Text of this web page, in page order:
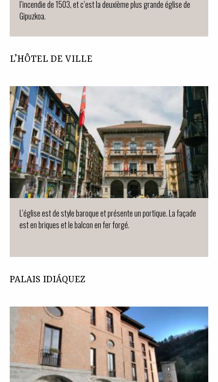
l’incendie de 1503, et c’est la deuxième plus grande église de
Gipuzkoa.
L’HÔTEL DE VILLE
L’église est de style baroque et présente un portique. La façade
est en briques et le balcon en fer forgé.
PALAIS IDIÁQUEZ